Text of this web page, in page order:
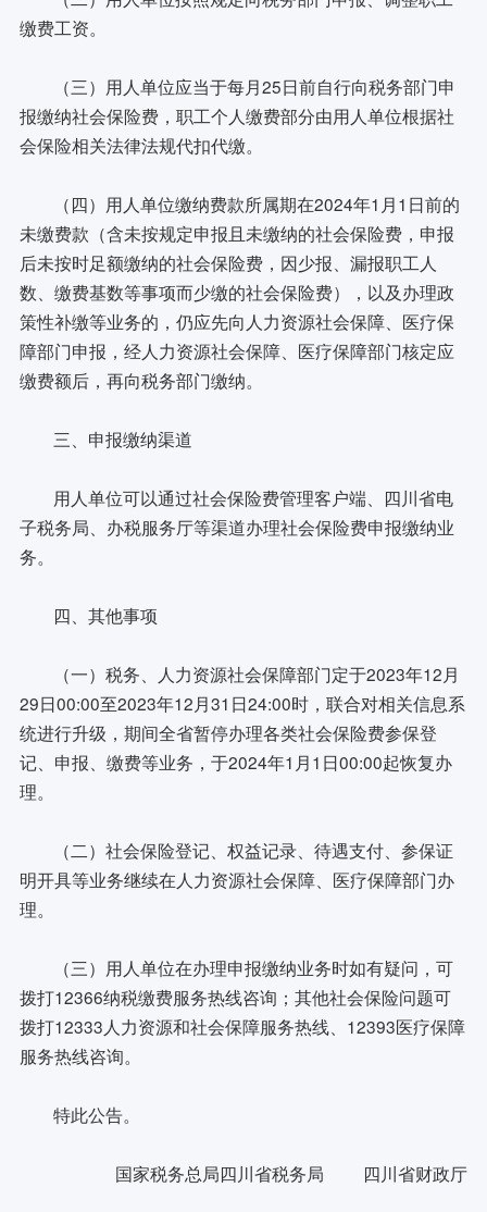
缴费工资。
（三）用人单位应当于每月25日前自行向税务部门申
报缴纳社会保险费，职工个人缴费部分由用人单位根据社
会保险相关法律法规代扣代缴。
（四）用人单位缴纳费款所属期在2024年1月1日前的
未缴费款（含未按规定申报且未缴纳的社会保险费，申报
后未按时足额缴纳的社会保险费，因少报、漏报职工人
数、缴费基数等事项而少缴的社会保险费），以及办理政
策性补缴等业务的，仍应先向人力资源社会保障、医疗保
障部门申报，经人力资源社会保障、医疗保障部门核定应
缴费额后，再向税务部门缴纳。
三、申报缴纳渠道
用人单位可以通过社会保险费管理客户端、四川省电
子税务局、办税服务厅等渠道办理社会保险费申报缴纳业
务。
四、其他事项
（一）税务、人力资源社会保障部门定于2023年12月
29日00:00至2023年12月31日24:00时，联合对相关信息系
统进行升级，期间全省暂停办理各类社会保险费参保登
记、申报、缴费等业务，于2024年1月1日00:00起恢复办
理。
（二）社会保险登记、权益记录、待遇支付、参保证
明开具等业务继续在人力资源社会保障、医疗保障部门办
理。
（三）用人单位在办理申报缴纳业务时如有疑问，可
拨打12366纳税缴费服务热线咨询；其他社会保险问题可
拨打12333人力资源和社会保障服务热线、12393医疗保障
服务热线咨询。
特此公告。
国家税务总局四川省税务局 四川省财政厅